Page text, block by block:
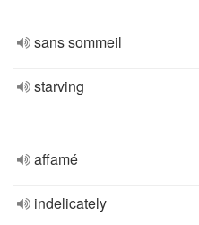
sans sommeil
starving
affamé
indelicately